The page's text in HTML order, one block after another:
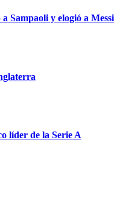
Sampaoli y elogió a Messi
líder de la Serie A